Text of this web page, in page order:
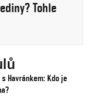
Tohle
Havránkem: Kdo je